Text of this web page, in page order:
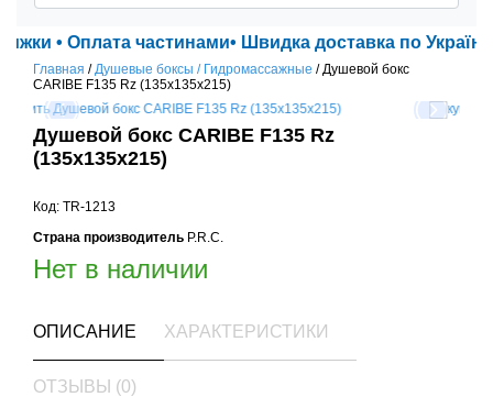
• Оплата частинами• Швидка доставка по Україні!
Главная /Душевые боксы / Гидромассажные /Душевой бокс
CARIBE F135 Rz (135x135x215)
Душевой бокс CARIBE F135 Rz
(135x135x215)
Код: TR-1213
Страна производитель P.R.C.
Нет в наличии
ОПИСАНИЕ ХАРАКТЕРИСТИКИ
ОТЗЫВЫ (0)